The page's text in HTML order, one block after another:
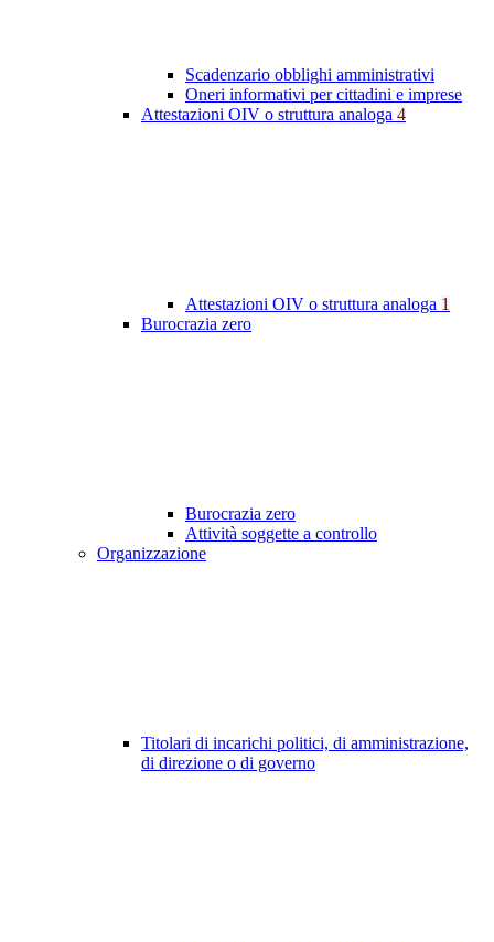
Scadenzario obblighi amministrativi
Oneri informativi per cittadini e imprese
Attestazioni OIV o struttura analoga 4
Attestazioni OIV o struttura analoga 1
Burocrazia zero
Burocrazia zero
Attività soggette a controllo
Organizzazione
Titolari di incarichi politici, di amministrazione,
di direzione o di governo